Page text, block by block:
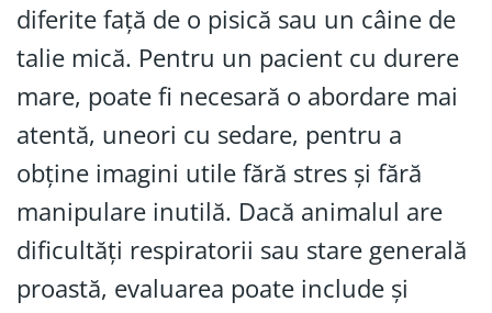
diferite față de o pisică sau un câine de
talie mică. Pentru un pacient cu durere
mare, poate fi necesară o abordare mai
atentă, uneori cu sedare, pentru a
obține imagini utile fără stres și fără
manipulare inutilă. Dacă animalul are
dificultăți respiratorii sau stare generală
proastă, evaluarea poate include și